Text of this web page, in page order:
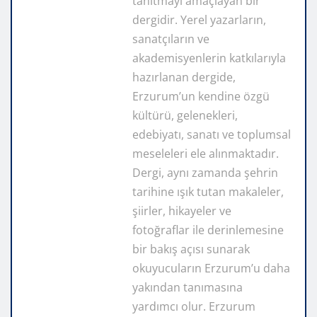
dergidir. Yerel yazarların,
sanatçıların ve
akademisyenlerin katkılarıyla
hazırlanan dergide,
Erzurum’un kendine özgü
kültürü, gelenekleri,
edebiyatı, sanatı ve toplumsal
meseleleri ele alınmaktadır.
Dergi, aynı zamanda şehrin
tarihine ışık tutan makaleler,
şiirler, hikayeler ve
fotoğraflar ile derinlemesine
bir bakış açısı sunarak
okuyucuların Erzurum’u daha
yakından tanımasına
yardımcı olur. Erzurum